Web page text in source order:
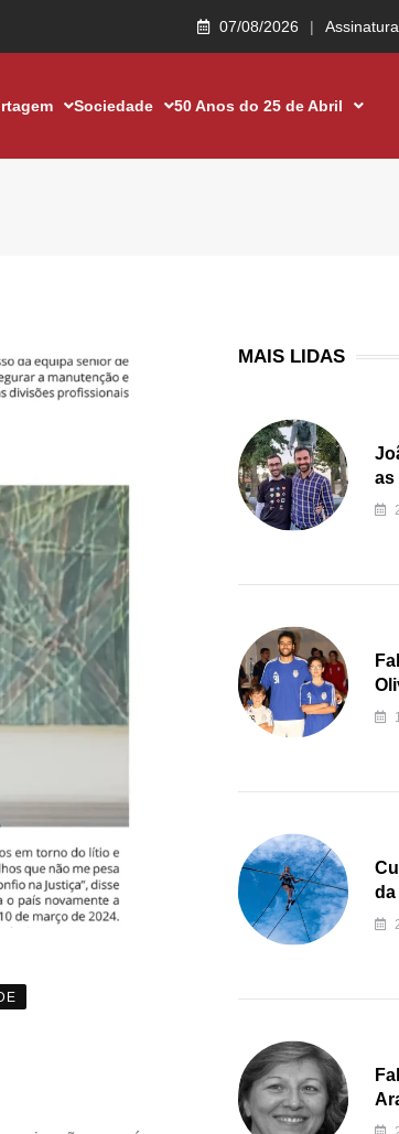
07/08/2026 Assinatura
Sociedade 50 Anos do 25 de Abril
MAIS LIDAS
as
da
o